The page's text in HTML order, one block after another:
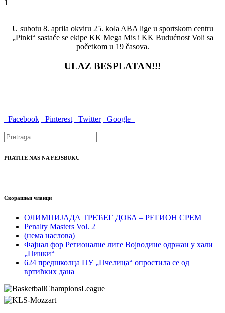
1
U subotu 8. aprila okviru 25. kola ABA lige u sportskom centru
„Pinki“ sastaće se ekipe KK Mega Mis i KK Budućnost Voli sa
početkom u 19 časova.
ULAZ BESPLATAN!!!
Facebook Pinterest Twitter Google+
PRATITE NAS NA FEJSBUKU
Скорашњи чланци
ОЛИМПИЈАДА ТРЕЋЕГ ДОБА – РЕГИОН СРЕМ
Penalty Masters Vol. 2
(нема наслова)
Фајнал фор Регионалне лиге Војводине одржан у хали
„Пинки“
624 предшколца ПУ „Пчелица“ опростила се од
вртићких дана